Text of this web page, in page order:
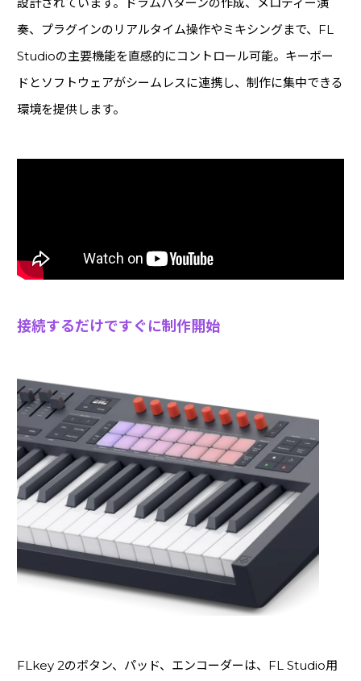
奏、プラグインのリアルタイム操作やミキシングまで、FL
Studioの主要機能を直感的にコントロール可能。キーボー
ドとソフトウェアがシームレスに連携し、制作に集中できる
環境を提供します。
接続するだけですぐに制作開始
FLkey 2のボタン、パッド、エンコーダーは、FL Studio用